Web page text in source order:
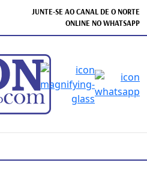
JUNTE-SE AO CANAL DE O NORTE
ONLINE NO WHATSAPP